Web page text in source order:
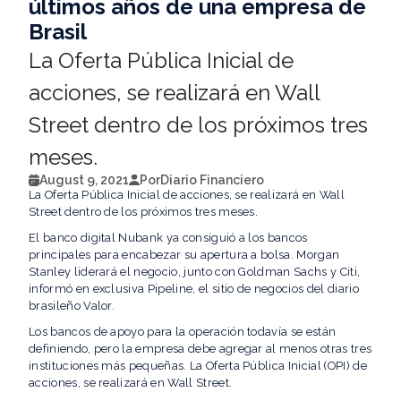
últimos años de una empresa de
Brasil
La Oferta Pública Inicial de
acciones, se realizará en Wall
Street dentro de los próximos tres
meses.
August 9, 2021 PorDiario Financiero
La Oferta Pública Inicial de acciones, se realizará en Wall
Street dentro de los próximos tres meses.
El banco digital Nubank ya consiguió a los bancos
principales para encabezar su apertura a bolsa. Morgan
Stanley liderará el negocio, junto con Goldman Sachs y Citi,
informó en exclusiva Pipeline, el sitio de negocios del diario
brasileño Valor.
Los bancos de apoyo para la operación todavía se están
definiendo, pero la empresa debe agregar al menos otras tres
instituciones más pequeñas. La Oferta Pública Inicial (OPI) de
acciones, se realizará en Wall Street.